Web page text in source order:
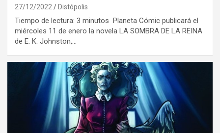
27/12/2022 Distópolis
Tiempo de lectura: 3 minutos Planeta Cómic publicará el
miércoles 11 de enero la novela LA SOMBRA DE LA REINA
de E. K. Johnston,…